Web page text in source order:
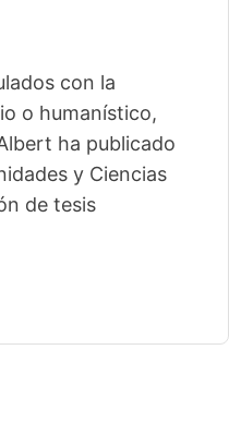
con la
o humanístico,
ha publicado
y Ciencias
de tesis